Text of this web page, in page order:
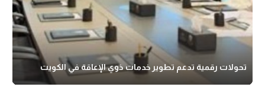
تحولات رقمية تدعم تطوير خدمات ذوي الإعاقة في الكويت